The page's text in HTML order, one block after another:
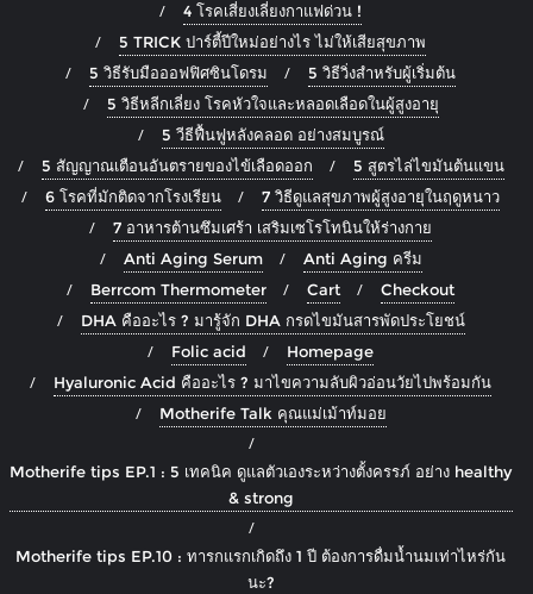
4 โรคเสี่ยงเลี่ยงกาแฟด่วน !
5 TRICK ปาร์ตี้ปีใหม่อย่างไร ไม่ให้เสียสุขภาพ
5 วิธีรับมือออฟฟิศซินโดรม
5 วิธีวิ่งสำหรับผู้เริ่มต้น
5 วิธีหลีกเลี่ยง โรคหัวใจและหลอดเลือดในผู้สูงอายุ
5 วีธีฟื้นฟูหลังคลอด อย่างสมบูรณ์
5 สัญญาณเตือนอันตรายของไข้เลือดออก
5 สูตรไล่ไขมันต้นแขน
6 โรคที่มักติดจากโรงเรียน
7 วิธีดูแลสุขภาพผู้สูงอายุในฤดูหนาว
7 อาหารต้านซึมเศร้า เสริมเซโรโทนินให้ร่างกาย
Anti Aging Serum
Anti Aging ครีม
Berrcom Thermometer
Cart
Checkout
DHA คืออะไร ? มารู้จัก DHA กรดไขมันสารพัดประโยชน์
Folic acid
Homepage
Hyaluronic Acid คืออะไร ? มาไขความลับผิวอ่อนวัยไปพร้อมกัน
Motherife Talk คุณแม่เม้าท์มอย
Motherife tips EP.1 : 5 เทคนิค ดูแลตัวเองระหว่างตั้งครรภ์ อย่าง healthy
& strong
Motherife tips EP.10 : ทารกแรกเกิดถึง 1 ปี ต้องการดื่มน้ำนมเท่าไหร่กัน
นะ?